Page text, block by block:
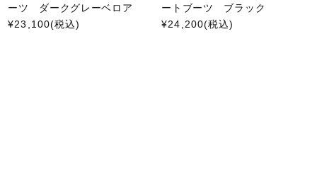
ーツ ダークグレーベロア
¥23,100(税込)
ートブーツ ブラック
¥24,200(税込)